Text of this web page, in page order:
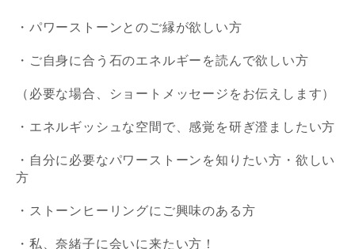
・パワーストーンとのご縁が欲しい方
・ご自身に合う石のエネルギーを読んで欲しい方
（必要な場合、ショートメッセージをお伝えします）
・エネルギッシュな空間で、感覚を研ぎ澄ましたい方
・自分に必要なパワーストーンを知りたい方・欲しい
方
・ストーンヒーリングにご興味のある方
・私、奈緒子に会いに来たい方！